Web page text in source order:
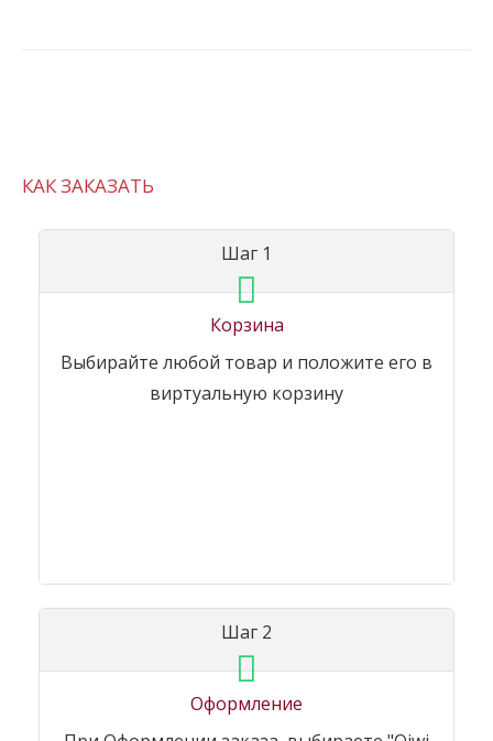
КАК ЗАКАЗАТЬ
Шаг 1
Корзина
Выбирайте любой товар и положите его в
виртуальную корзину
Шаг 2
Оформление